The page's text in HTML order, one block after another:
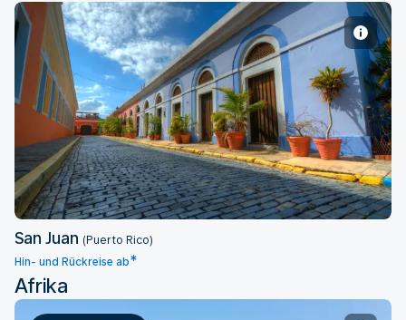
San Juan
San Juan (Puerto Rico)
Hin- und Rückreise ab*
Afrika